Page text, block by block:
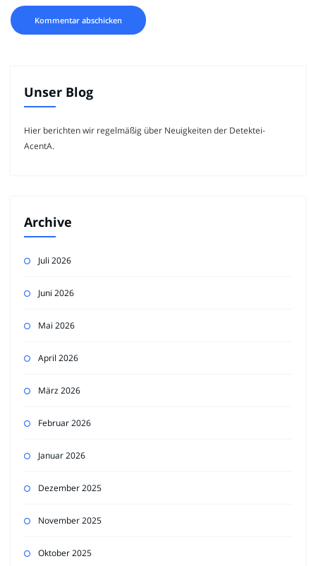
Unser Blog
Hier berichten wir regelmäßig über Neuigkeiten der Detektei-
AcentA.
Archive
Juli 2026
Juni 2026
Mai 2026
April 2026
März 2026
Februar 2026
Januar 2026
Dezember 2025
November 2025
Oktober 2025